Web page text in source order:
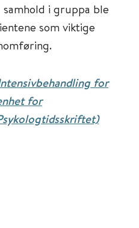
i gruppa ble
som viktige
for
for